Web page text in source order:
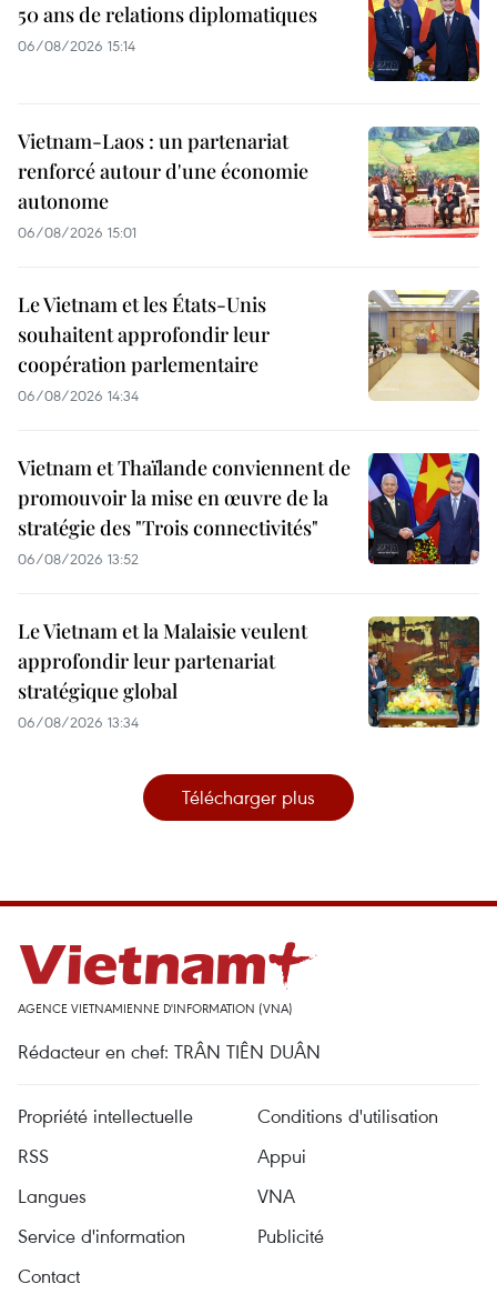
50 ans de relations diplomatiques
06/08/2026 15:14
Vietnam-Laos : un partenariat
renforcé autour d'une économie
autonome
06/08/2026 15:01
Le Vietnam et les États-Unis
souhaitent approfondir leur
coopération parlementaire
06/08/2026 14:34
Vietnam et Thaïlande conviennent de
promouvoir la mise en œuvre de la
stratégie des "Trois connectivités"
06/08/2026 13:52
Le Vietnam et la Malaisie veulent
approfondir leur partenariat
stratégique global
06/08/2026 13:34
Télécharger plus
AGENCE VIETNAMIENNE D'INFORMATION (VNA)
Rédacteur en chef: TRÂN TIÊN DUÂN
Propriété intellectuelle
Conditions d'utilisation
RSS
Appui
Langues
VNA
Service d'information
Publicité
Contact